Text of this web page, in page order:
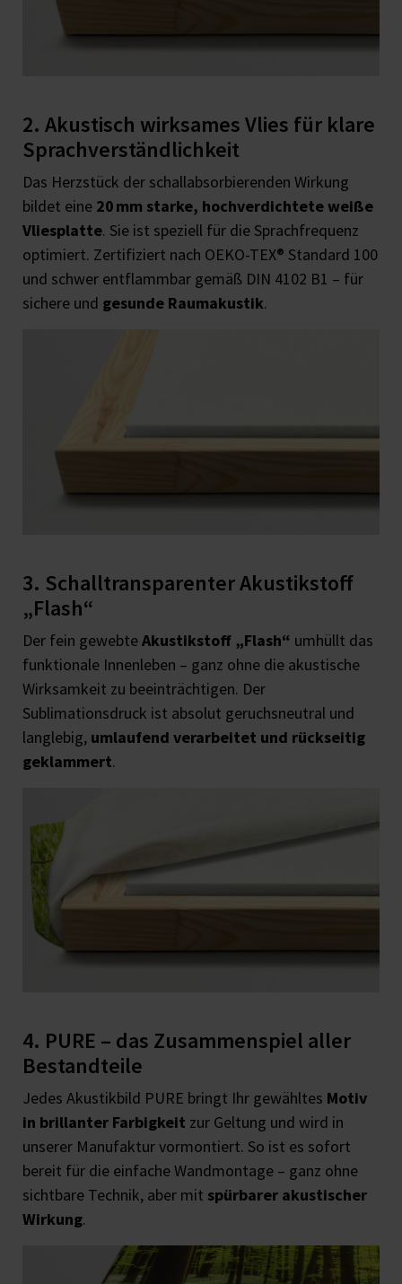
2. Akustisch wirksames Vlies für klare
Sprachverständlichkeit
Das Herzstück der schallabsorbierenden Wirkung
bildet eine 20 mm starke, hochverdichtete weiße
Vliesplatte. Sie ist speziell für die Sprachfrequenz
optimiert. Zertifiziert nach OEKO-TEX® Standard 100
und schwer entflammbar gemäß DIN 4102 B1 – für
sichere und gesunde Raumakustik.
3. Schalltransparenter Akustikstoff
„Flash“
Der fein gewebteAkustikstoff „Flash“ umhüllt das
funktionale Innenleben – ganz ohne die akustische
Wirksamkeit zu beeinträchtigen. Der
Sublimationsdruck ist absolut geruchsneutral und
langlebig, umlaufend verarbeitet und rückseitig
geklammert.
4. PURE – das Zusammenspiel aller
Bestandteile
Jedes Akustikbild PURE bringt Ihr gewähltes Motiv
in brillanter Farbigkeit zur Geltung und wird in
unserer Manufaktur vormontiert. So ist es sofort
bereit für die einfache Wandmontage – ganz ohne
sichtbare Technik, aber mit spürbarer akustischer
Wirkung.